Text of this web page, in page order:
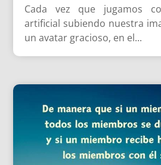
Cada vez que jugamos
artificial subiendo nuestra
un avatar gracioso, en el...